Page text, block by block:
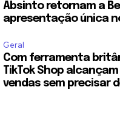
Absinto retornam a
apresentação única
Geral
Com ferramenta
TikTok Shop
vendas sem precisar